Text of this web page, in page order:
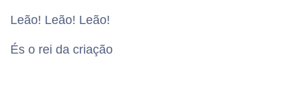
Leão! Leão! Leão!
És o rei da criação